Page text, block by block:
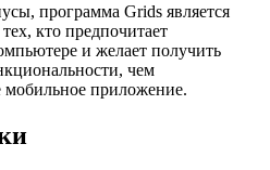
программа Grids является
кто предпочитает
и желает получить
чем
мобильное приложение.